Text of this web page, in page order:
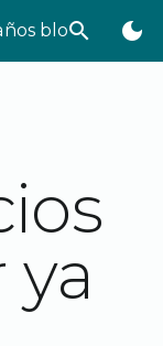
bloggeando
search dark_mode